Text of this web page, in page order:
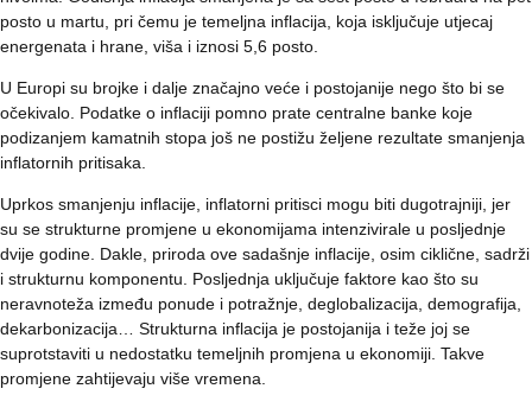
posto u martu, pri čemu je temeljna inflacija, koja isključuje utjecaj
energenata i hrane, viša i iznosi 5,6 posto.
U Europi su brojke i dalje značajno veće i postojanije nego što bi se
očekivalo. Podatke o inflaciji pomno prate centralne banke koje
podizanjem kamatnih stopa još ne postižu željene rezultate smanjenja
inflatornih pritisaka.
Uprkos smanjenju inflacije, inflatorni pritisci mogu biti dugotrajniji, jer
su se strukturne promjene u ekonomijama intenzivirale u posljednje
dvije godine. Dakle, priroda ove sadašnje inflacije, osim ciklične, sadrži
i strukturnu komponentu. Posljednja uključuje faktore kao što su
neravnoteža između ponude i potražnje, deglobalizacija, demografija,
dekarbonizacija… Strukturna inflacija je postojanija i teže joj se
suprotstaviti u nedostatku temeljnih promjena u ekonomiji. Takve
promjene zahtijevaju više vremena.